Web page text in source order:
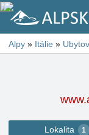
Alpy » Itálie »
Lokalita 1